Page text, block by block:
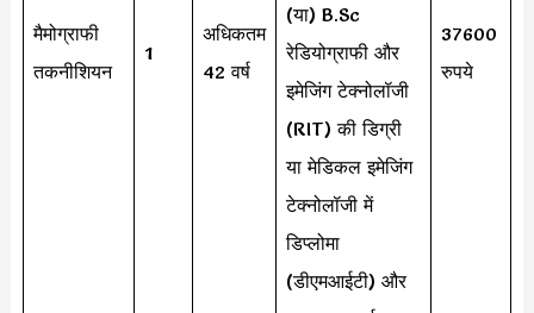
मैमोग्राफी
तकनीशियन
1
अधिकतम
42 वर्ष
(या) B.Sc
रेडियोग्राफी और
इमेजिंग टेक्नोलॉजी
(RIT) की डिग्री
या मेडिकल इमेजिंग
टेक्नोलॉजी में
डिप्लोमा
(डीएमआईटी) और
37600
रुपये